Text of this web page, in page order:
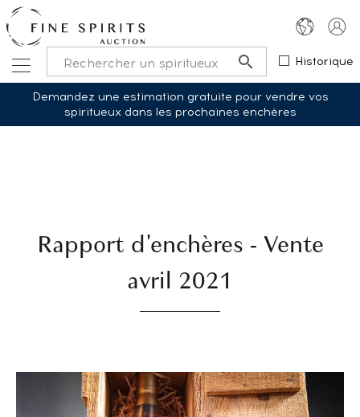
Historique
Demandez une estimation gratuite pour vendre vos
spiritueux dans les prochaines enchères
Rapport d'enchères - Vente
avril 2021